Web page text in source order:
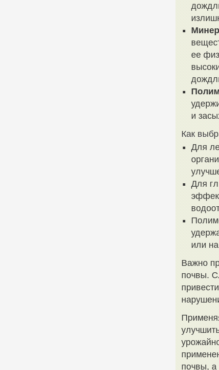
ее
и
Как
Для
Для
или
Важно
почвы.
почвы, а